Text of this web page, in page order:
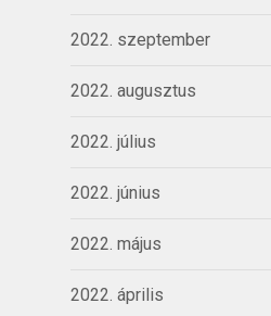
2022. szeptember
2022. augusztus
2022. július
2022. június
2022. május
2022. április